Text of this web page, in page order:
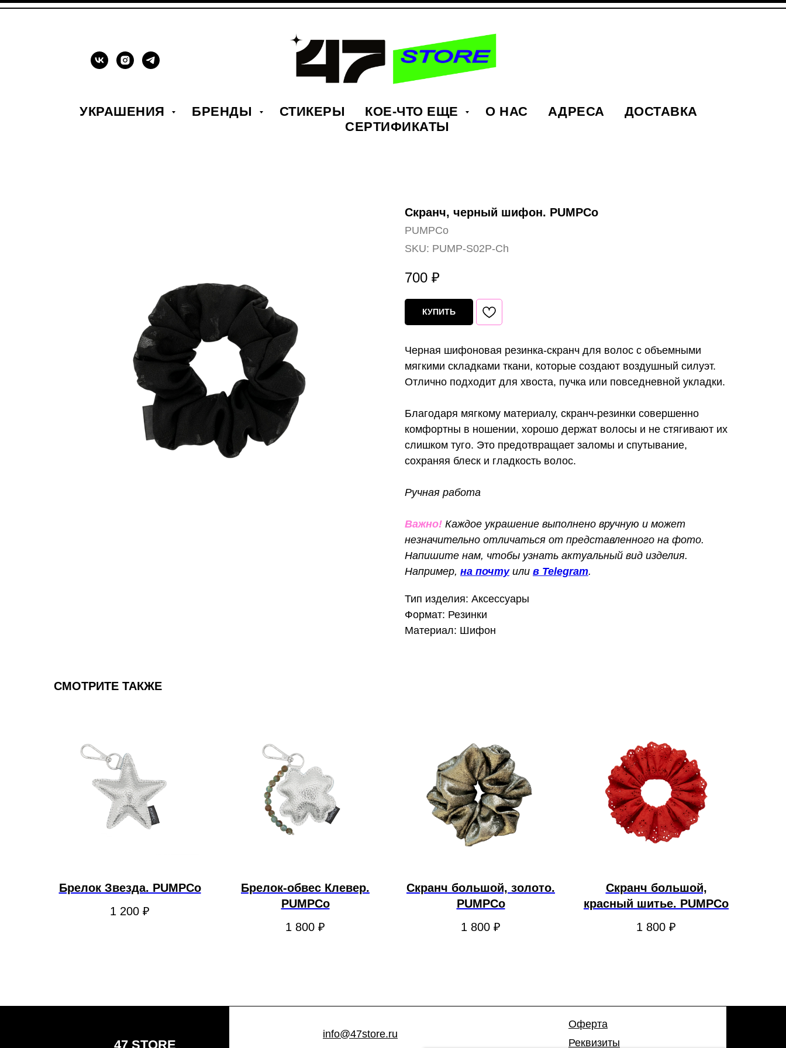
УКРАШЕНИЯ БРЕНДЫ СТИКЕРЫ КОЕ-ЧТО ЕЩЕ О НАС АДРЕСА
ДОСТАВКА
СЕРТИФИКАТЫ
Скранч, черный шифон. PUMPCo
PUMPCo
SKU: PUMP-S02P-Ch
700 ₽
КУПИТЬ
Черная шифоновая резинка-скранч для волос с объемными
мягкими складками ткани, которые создают воздушный силуэт.
Отлично подходит для хвоста, пучка или повседневной укладки.
Благодаря мягкому материалу, скранч-резинки совершенно
комфортны в ношении, хорошо держат волосы и не стягивают их
слишком туго. Это предотвращает заломы и спутывание,
сохраняя блеск и гладкость волос.
Ручная работа
Важно! Каждое украшение выполнено вручную и может
незначительно отличаться от представленного на фото.
Напишите нам, чтобы узнать актуальный вид изделия.
Например, на почтуили в Telegram.
Тип изделия: Аксессуары
Формат: Резинки
Материал: Шифон
СМОТРИТЕ ТАКЖЕ
Брелок Звезда. PUMPCo
1 200 ₽
Брелок-обвес Клевер.
PUMPCo
1 800 ₽
Скранч большой, золото.
PUMPCo
1 800 ₽
Скранч большой,
красный шитье. PUMPCo
1 800 ₽
info@47store.ru
Оферта
Реквизиты
47 STORE